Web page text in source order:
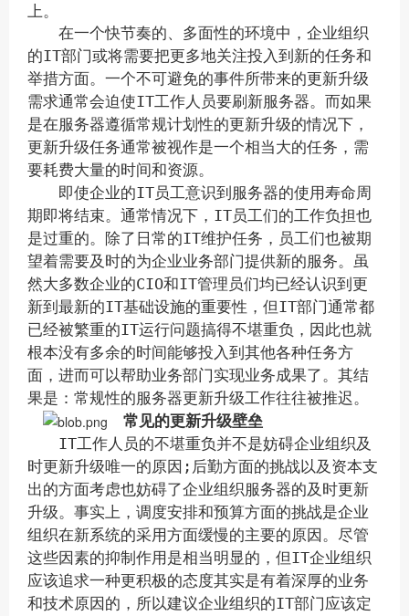
上。
在一个快节奏的、多面性的环境中，企业组织
的IT部门或将需要把更多地关注投入到新的任务和
举措方面。一个不可避免的事件所带来的更新升级
需求通常会迫使IT工作人员要刷新服务器。而如果
是在服务器遵循常规计划性的更新升级的情况下，
更新升级任务通常被视作是一个相当大的任务，需
要耗费大量的时间和资源。
即使企业的IT员工意识到服务器的使用寿命周
期即将结束。通常情况下，IT员工们的工作负担也
是过重的。除了日常的IT维护任务，员工们也被期
望着需要及时的为企业业务部门提供新的服务。虽
然大多数企业的CIO和IT管理员们均已经认识到更
新到最新的IT基础设施的重要性，但IT部门通常都
已经被繁重的IT运行问题搞得不堪重负，因此也就
根本没有多余的时间能够投入到其他各种任务方
面，进而可以帮助业务部门实现业务成果了。其结
果是：常规性的服务器更新升级工作往往被推迟。
常见的更新升级壁垒
IT工作人员的不堪重负并不是妨碍企业组织及
时更新升级唯一的原因;后勤方面的挑战以及资本支
出的方面考虑也妨碍了企业组织服务器的及时更新
升级。事实上，调度安排和预算方面的挑战是企业
组织在新系统的采用方面缓慢的主要的原因。尽管
这些因素的抑制作用是相当明显的，但IT企业组织
应该追求一种更积极的态度其实是有着深厚的业务
和技术原因的，所以建议企业组织的IT部门应该定